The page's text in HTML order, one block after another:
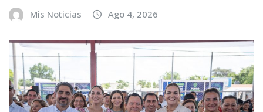
Mis Noticias Ago 4, 2026